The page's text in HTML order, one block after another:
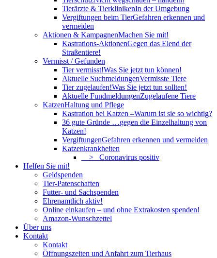
Tierärzte & TierklinikenIn der Umgebung
Vergiftungen beim TierGefahren erkennen und
vermeiden
Aktionen & KampagnenMachen Sie mit!
Kastrations-AktionenGegen das Elend der
Straßentiere!
Vermisst / Gefunden
Tier vermisst!Was Sie jetzt tun können!
Aktuelle SuchmeldungenVermisste Tiere
Tier zugelaufen!Was Sie jetzt tun sollten!
Aktuelle FundmeldungenZugelaufene Tiere
KatzenHaltung und Pflege
Kastration bei Katzen –Warum ist sie so wichtig?
36 gute Gründe …gegen die Einzelhaltung von
Katzen!
VergiftungenGefahren erkennen und vermeiden
Katzenkrankheiten
> Coronavirus positiv
Helfen Sie mit!
Geldspenden
Tier-Patenschaften
Futter- und Sachspenden
Ehrenamtlich aktiv!
Online einkaufen – und ohne Extrakosten spenden!
Amazon-Wunschzettel
Über uns
Kontakt
Kontakt
Öffnungszeiten und Anfahrt zum Tierhaus